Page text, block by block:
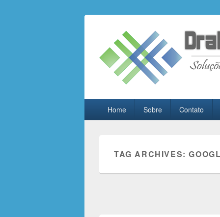
Drall Dev
Home Sobre Contato
TAG ARCHIVES: